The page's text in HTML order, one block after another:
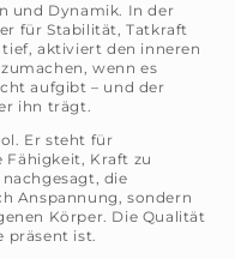
und Dynamik. In der
für Stabilität, Tatkraft
aktiviert den inneren
wenn es
aufgibt – und der
ihn trägt.
Er steht für
Fähigkeit, Kraft zu
die
Anspannung, sondern
Körper. Die Qualität
präsent ist.